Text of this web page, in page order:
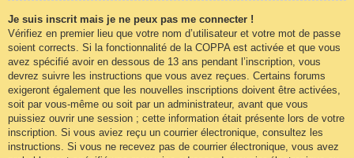
Je suis inscrit mais je ne peux pas me connecter !
Vérifiez en premier lieu que votre nom d’utilisateur et votre mot de passe
soient corrects. Si la fonctionnalité de la COPPA est activée et que vous
avez spécifié avoir en dessous de 13 ans pendant l’inscription, vous
devrez suivre les instructions que vous avez reçues. Certains forums
exigeront également que les nouvelles inscriptions doivent être activées,
soit par vous-même ou soit par un administrateur, avant que vous
puissiez ouvrir une session ; cette information était présente lors de votre
inscription. Si vous aviez reçu un courrier électronique, consultez les
instructions. Si vous ne recevez pas de courrier électronique, vous avez